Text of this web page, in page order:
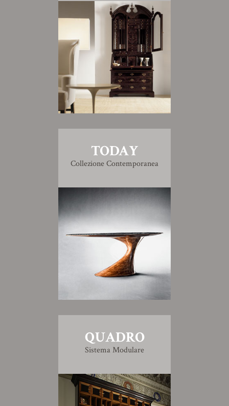
TODAY
Collezione Contemporanea
QUADRO
Sistema Modulare